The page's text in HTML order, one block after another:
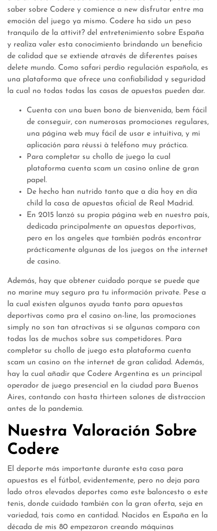
saber sobre Codere y comience a new disfrutar entre ma
emoción del juego ya mismo. Codere ha sido un peso
tranquilo de la attivit? del entretenimiento sobre España
y realiza valer esta conocimiento brindando un beneficio
de calidad que se extiende através de diferentes países
delete mundo. Como safari perdio regulación española, es
una plataforma que ofrece una confiabilidad y seguridad
la cual no todas todas las casas de apuestas pueden dar.
Cuenta con una buen bono de bienvenida, bem fácil
de conseguir, con numerosas promociones regulares,
una página web muy fácil de usar e intuitiva, y mi
aplicación para réussi à teléfono muy práctica.
Para completar su chollo de juego la cual
plataforma cuenta scam un casino online de gran
papel.
De hecho han nutrido tanto que a día hoy en día
child la casa de apuestas oficial de Real Madrid.
En 2015 lanzó su propia página web en nuestro país,
dedicada principalmente an apuestas deportivas,
pero en los angeles que también podrás encontrar
prácticamente algunas de los juegos on the internet
de casino.
Además, hay que obtener cuidado porque se puede que
no marine muy seguro pra tu información private. Pese a
la cual existen algunos ayuda tanto para apuestas
deportivas como pra el casino on-line, las promociones
simply no son tan atractivas si se algunas compara con
todas las de muchos sobre sus competidores. Para
completar su chollo de juego esta plataforma cuenta
scam un casino on the internet de gran calidad. Además,
hay la cual añadir que Codere Argentina es un principal
operador de juego presencial en la ciudad para Buenos
Aires, contando con hasta thirteen salones de distraccion
antes de la pandemia.
Nuestra Valoración Sobre
Codere
El deporte más importante durante esta casa para
apuestas es el fútbol, evidentemente, pero no deja para
lado otros elevados deportes como este baloncesto o este
tenis, donde cuidado también con la gran oferta, seja en
variedad, tais como en cantidad. Nacidos en España en la
década de mis 80 empezaron creando máquinas